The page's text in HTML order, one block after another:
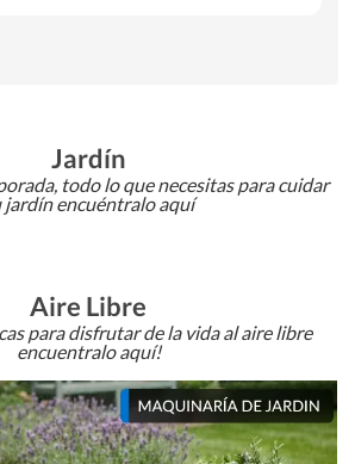
Jardín
todo lo que necesitas para cuidar
jardín encuéntralo aquí
Aire Libre
para disfrutar de la vida al aire libre
encuentralo aquí!